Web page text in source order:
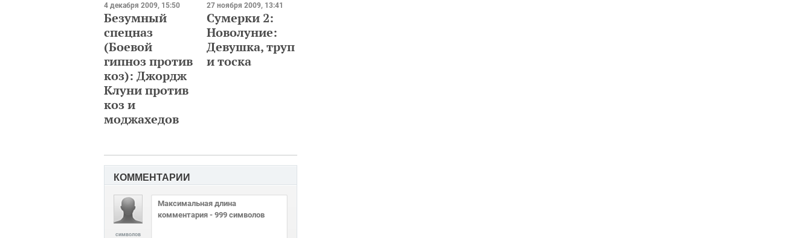
4 декабря 2009, 15:50
Безумный
спецназ
(Боевой
гипноз против
коз): Джордж
Клуни против
коз и
моджахедов
27 ноября 2009, 13:41
Сумерки 2:
Новолуние:
Девушка, труп
и тоска
КОММЕНТАРИИ
символов